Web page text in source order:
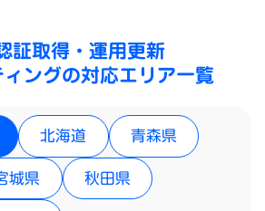
証取得・運用更新
ィングの対応エリア一覧
北海道 青森県
城県 秋田県